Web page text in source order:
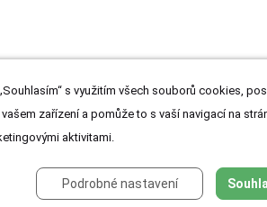
s využitím všech souborů cookies,
zařízení a pomůže to s vaší navigací na
aktivitami.
Podrobné nastavení